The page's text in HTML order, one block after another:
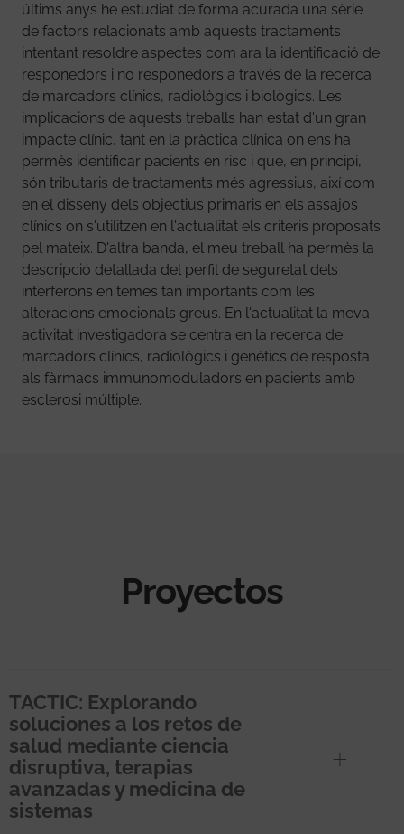
últims anys he estudiat de forma acurada una sèrie
de factors relacionats amb aquests tractaments
intentant resoldre aspectes com ara la identificació de
responedors i no responedors a través de la recerca
de marcadors clínics, radiològics i biològics. Les
implicacions de aquests treballs han estat d'un gran
impacte clínic, tant en la pràctica clínica on ens ha
permès identificar pacients en risc i que, en principi,
són tributaris de tractaments més agressius, així com
en el disseny dels objectius primaris en els assajos
clínics on s'utilitzen en l'actualitat els criteris proposats
pel mateix. D'altra banda, el meu treball ha permès la
descripció detallada del perfil de seguretat dels
interferons en temes tan importants com les
alteracions emocionals greus. En l'actualitat la meva
activitat investigadora se centra en la recerca de
marcadors clínics, radiològics i genètics de resposta
als fàrmacs immunomoduladors en pacients amb
esclerosi múltiple.
Proyectos
TACTIC: Explorando
soluciones a los retos de
salud mediante ciencia
disruptiva, terapias
avanzadas y medicina de
sistemas